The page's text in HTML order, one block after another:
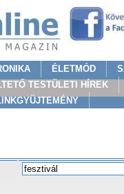
ÉLETMÓD
TESTÜLETI HÍREK